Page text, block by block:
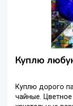
Куплю
Куплю дорого
чайные.